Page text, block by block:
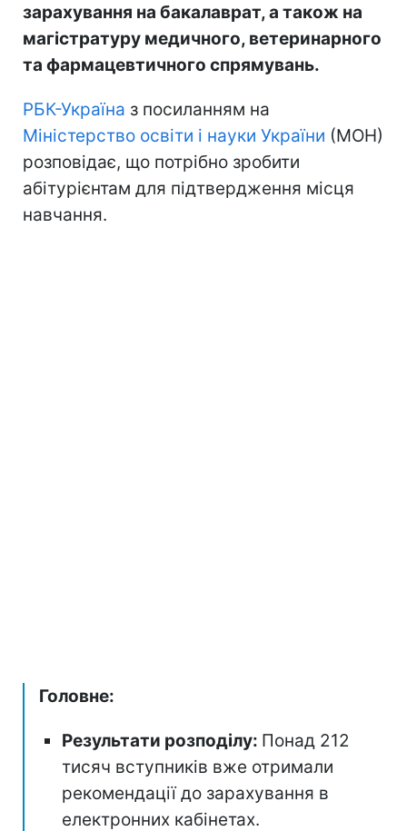
зарахування на бакалаврат, а також на
магістратуру медичного, ветеринарного
та фармацевтичного спрямувань.
РБК-Україна з посиланням на
Міністерство освіти і науки України (МОН)
розповідає, що потрібно зробити
абітурієнтам для підтвердження місця
навчання.
Головне:
Результати розподілу: Понад 212
тисяч вступників вже отримали
рекомендації до зарахування в
електронних кабінетах.